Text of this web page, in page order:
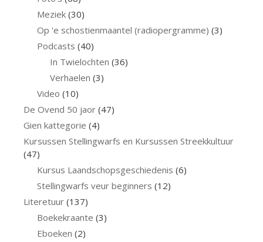
Meziek(30)
Op 'e schostienmaantel (radiopergramme) (3)
Podcasts (40)
In Twielochten (36)
Verhaelen (3)
Video (10)
De Ovend 50 jaor (47)
Gien kattegorie (4)
Kursussen Stellingwarfs en Kursussen Streekkultuur
(47)
Kursus Laandschopsgeschiedenis (6)
Stellingwarfs veur beginners (12)
Literetuur (137)
Boekekraante (3)
Eboeken (2)